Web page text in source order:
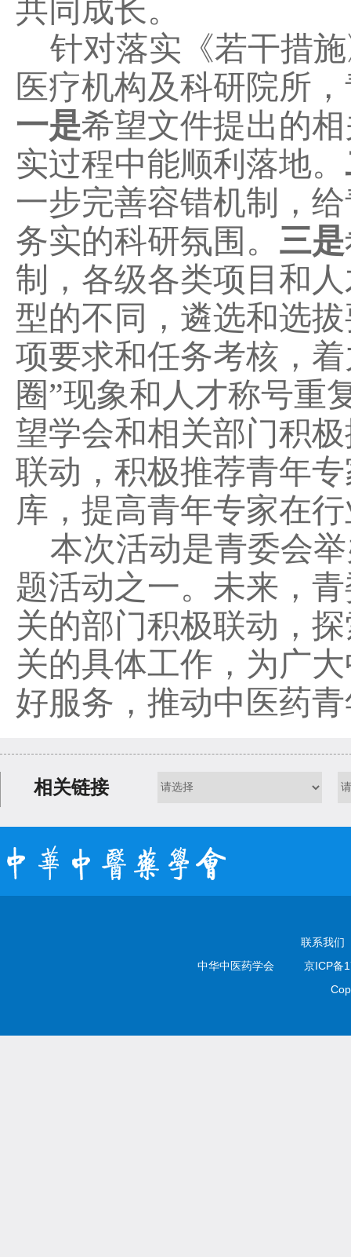
共同成长。
针对落实《若干措施
医疗机构及科研院所
一是希望文件提出的
实过程中能顺利落地。
一步完善容错机制，
务实的科研氛围。 三是
制，各级各类项目和
型的不同，遴选和选
项要求和任务考核，
圈”现象和人才称号重
望学会和相关部门积
联动，积极推荐青年
库，提高青年专家在
本次活动是青委会举
题活动之一。未来，
关的部门积极联动，
关的具体工作，为广
好服务，推动中医药
相关链接
联系我们
中华中医药学会
京ICP备